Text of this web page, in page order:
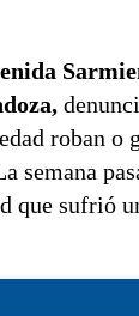
roban o
semana
que sufrió